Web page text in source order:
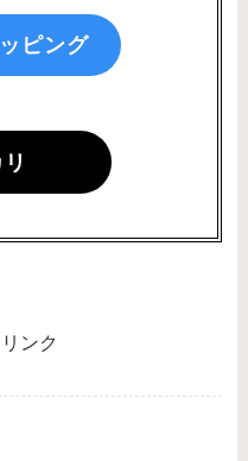
ピング
ンク